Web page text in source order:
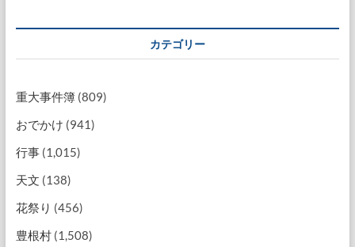
カテゴリー
重大事件簿(809)
おでかけ (941)
行事(1,015)
天文 (138)
花祭り (456)
豊根村(1,508)